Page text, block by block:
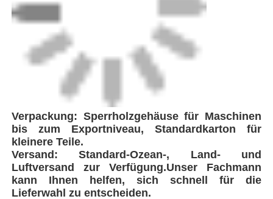
FEI ist ein führender Innovator in der
Produktion von Hochleistungsschweißgeräten
mit strategischem Hauptsitz in der Nähe von